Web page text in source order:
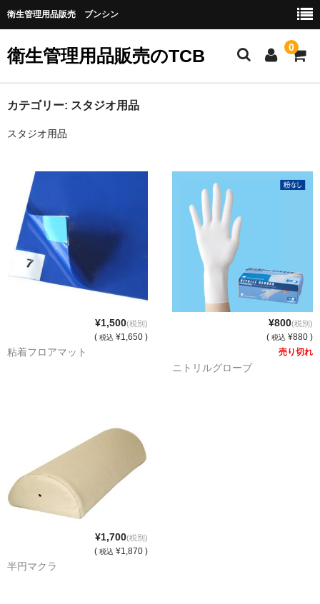
衛生管理用品販売 ブンシン
衛生管理用品販売のTCB 0
お勧め商品
医薬品
第二類医薬品
第三類医薬品
グローブなど
作業場所の衛生管理
その他
お問い合わせ
カテゴリー: スタジオ用品
スタジオ用品
¥1,500(税別)
( 税込 ¥1,650 )
粘着フロアマット
¥800(税別)
( 税込 ¥880 )
売り切れ
ニトリルグローブ
¥1,700(税別)
( 税込 ¥1,870 )
半円マクラ